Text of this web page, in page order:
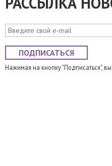
ПОДПИСАТЬСЯ
Нажимая на кнопку "Подписаться",